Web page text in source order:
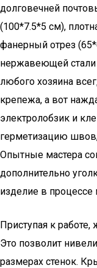
долговечней
(100*7.5*5 см),
фанерный отрез
нержавеющей
любого хозяина
крепежа, а вот
электролобзик и
герметизацию
Опытные мастера
дополнительно
изделие в процессе
Приступая к
Это позволит
размерах стенок.